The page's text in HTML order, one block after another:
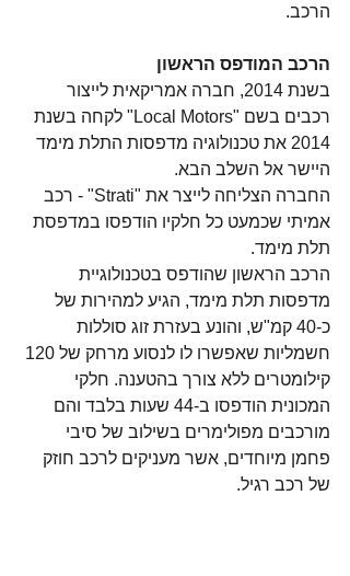
הרכב.
הרכב המודפס הראשון
בשנת 2014, חברה אמריקאית לייצור
רכבים בשם "Local Motors" לקחה בשנת
2014 את טכנולוגיה מדפסות התלת מימד
היישר אל השלב הבא.
החברה הצליחה לייצר את "Strati" - רכב
אמיתי שכמעט כל חלקיו הודפסו במדפסת
תלת מימד.
הרכב הראשון שהודפס בטכנולוגיית
מדפסות תלת מימד, הגיע למהירות של
כ-40 קמ"ש, והונע בעזרת זוג סוללות
קילומטרים ללא צורך בהטענה. חלקי
המכונית הודפסו ב-44 שעות בלבד והם
מורכבים מפולימרים בשילוב של סיבי
פחמן מיוחדים, אשר מעניקים לרכב חוזק
של רכב רגיל.